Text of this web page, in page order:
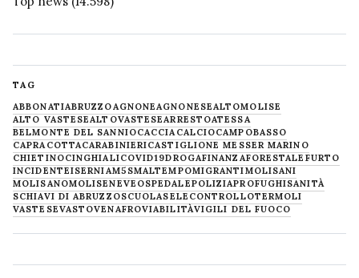
TAG
ABBONATIABRUZZOAGNONEAGNONESEALTOMOLISE
ALTO VASTESEALTOVASTESEARRESTOATESSA
BELMONTE DEL SANNIOCACCIACALCIOCAMPOBASSO
CAPRACOTTACARABINIERICASTIGLIONE MESSER MARINO
CHIETINOCINGHIALICOVID19DROGAFINANZAFORESTALE FURTO
INCIDENTEISERNIAM5SMALTEMPOMIGRANTIMOLISANI
MOLISANOMOLISENEVE OSPEDALEPOLIZIAPROFUGHISANITÀ
SCHIAVI DI ABRUZZOSCUOLASELECONTROLLOTERMOLI
VASTESEVASTOVENAFROVIABILITÀVIGILI DEL FUOCO